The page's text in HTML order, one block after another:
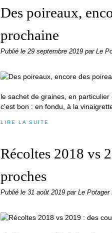
Des poireaux,
prochaine
Publié le 29 septembre 2019 par Le
le sachet de graines, en
c'est bon : en fondu, à la
LIRE LA SUITE
Récoltes 2018 vs
proches
Publié le 31 août 2019 par Le Potager